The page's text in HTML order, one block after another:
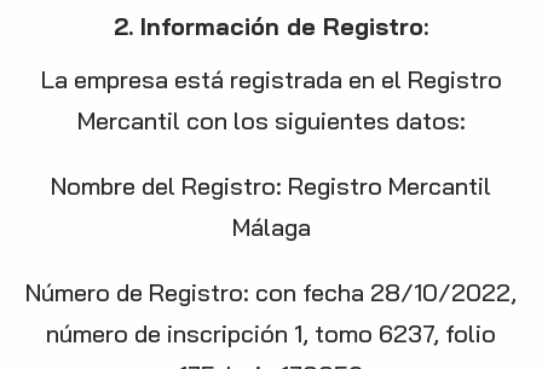
2. Información de Registro:
La empresa está registrada en el Registro
Mercantil con los siguientes datos:
Nombre del Registro: Registro Mercantil
Málaga
Número de Registro: con fecha 28/10/2022,
número de inscripción 1, tomo 6237, folio